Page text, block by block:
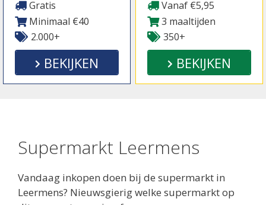
Gratis
Minimaal €40
2.000+
BEKIJKEN
Vanaf €5,95
3 maaltijden
350+
BEKIJKEN
Supermarkt Leermens
Vandaag inkopen doen bij de supermarkt in
Leermens? Nieuwsgierig welke supermarkt op